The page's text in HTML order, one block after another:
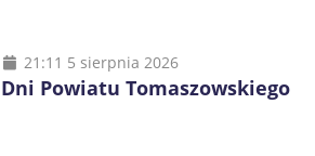
21:11 5 sierpnia 2026
Dni Powiatu Tomaszowskiego